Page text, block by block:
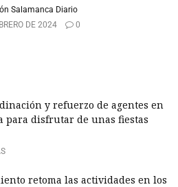
Salamanca Diario
DE 2024
0
y refuerzo de agentes en
para disfrutar de unas fiestas
retoma las actividades en los